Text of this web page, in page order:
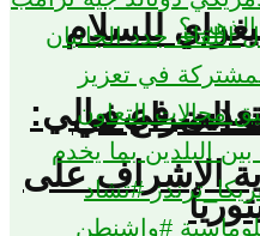
في مالي:
الإشراف على
للسلام
الصراع في